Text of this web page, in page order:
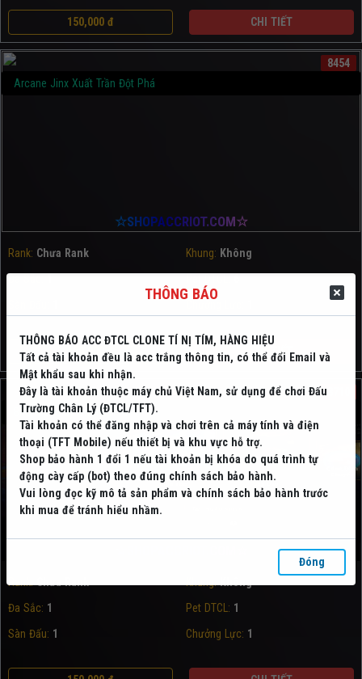
150,000 đ CHI TIẾT
Arcane Jinx Xuất Trần Đột Phá
8454
☆SHOPACCRIOT.COM☆
Rank: Chưa Rank Khung: Không
Đa Sắc:
150,000 đ CHI TIẾT
Briar Cosplay Shork Tí Nị
Rank:
Đa Sắc: 1 Pet DTCL: 1
Sàn Đấu: 1 Chưởng Lực: 1
THÔNG BÁO
THÔNG BÁO ACC ĐTCL CLONE TÍ NỊ TÍM, HÀNG HIỆU
Tất cả tài khoản đều là acc trắng thông tin, có thể đổi Email và
Mật khẩu sau khi nhận.
Đây là tài khoản thuộc máy chủ Việt Nam, sử dụng để chơi Đấu
Trường Chân Lý (ĐTCL/TFT).
Tài khoản có thể đăng nhập và chơi trên cả máy tính và điện
thoại (TFT Mobile) nếu thiết bị và khu vực hỗ trợ.
Shop bảo hành 1 đổi 1 nếu tài khoản bị khóa do quá trình tự
động cày cấp (bot) theo đúng chính sách bảo hành.
Vui lòng đọc kỹ mô tả sản phẩm và chính sách bảo hành trước
khi mua để tránh hiểu nhầm.
Đóng